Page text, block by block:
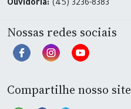
Ouvidoria: (45) 3236-8383
Nossas redes sociais
Compartilhe nosso site